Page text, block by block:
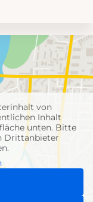
von
Inhalt
unten. Bitte
Drittanbieter